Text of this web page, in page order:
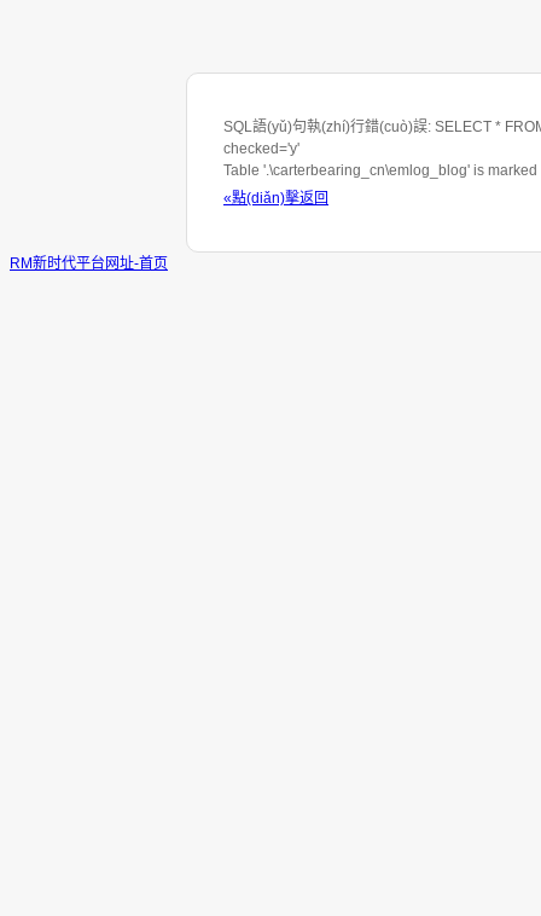
SQL語(yǔ)句執(zhí)行錯(cuò)誤: SELECT *
checked='y'
Table '.\carterbearing_cn\emlog_blog' is
«點(diǎn)擊返回
RM新时代平台网址-首页